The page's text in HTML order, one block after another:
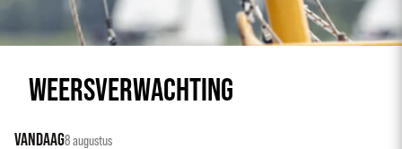
WEERSVERWACHTING
VANDAAG8 augustus